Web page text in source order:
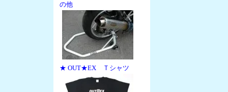
の他
★ OUT★EX Ｔシャツ